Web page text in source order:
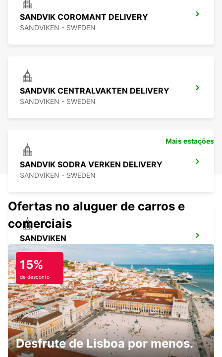
SANDVIK COROMANT DELIVERY
SANDVIKEN - SWEDEN
SANDVIK CENTRALVAKTEN DELIVERY
SANDVIKEN - SWEDEN
SANDVIK SODRA VERKEN DELIVERY
SANDVIKEN - SWEDEN
SANDVIKEN
SANDVIKEN - SWEDEN
SODERHAMN - IKC -
SODERHAMN - SWEDEN
Mais estações
Ofertas no aluguer de carros e
comerciais
15%
de desconto
Desfrute de Lisboa por menos.